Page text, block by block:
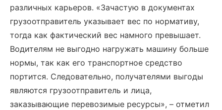
различных карьеров. «Зачастую в документах
грузоотправитель указывает вес по нормативу,
тогда как фактический вес намного превышает.
Водителям не выгодно нагружать машину больше
нормы, так как его транспортное средство
портится. Следовательно, получателями выгоды
являются грузоотправитель и лица,
заказывающие перевозимые ресурсы», – отметил